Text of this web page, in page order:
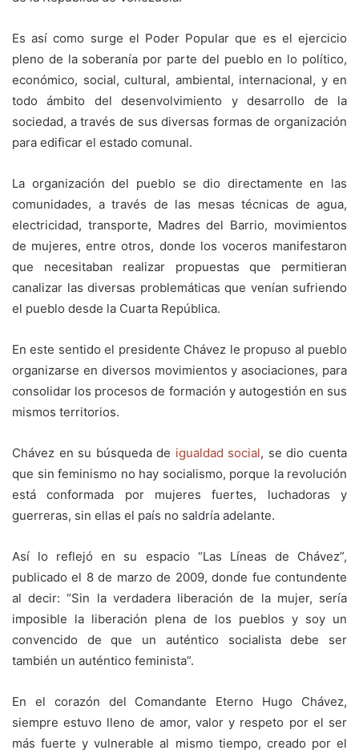
Es así como surge el Poder Popular que es el ejercicio
pleno de la soberanía por parte del pueblo en lo político,
económico, social, cultural, ambiental, internacional, y en
todo ámbito del desenvolvimiento y desarrollo de la
sociedad, a través de sus diversas formas de organización
para edificar el estado comunal.
La organización del pueblo se dio directamente en las
comunidades, a través de las mesas técnicas de agua,
electricidad, transporte, Madres del Barrio, movimientos
de mujeres, entre otros, donde los voceros manifestaron
que necesitaban realizar propuestas que permitieran
canalizar las diversas problemáticas que venían sufriendo
el pueblo desde la Cuarta República.
En este sentido el presidente Chávez le propuso al pueblo
organizarse en diversos movimientos y asociaciones, para
consolidar los procesos de formación y autogestión en sus
mismos territorios.
Chávez en su búsqueda de igualdad social, se dio cuenta
que sin feminismo no hay socialismo, porque la revolución
está conformada por mujeres fuertes, luchadoras y
guerreras, sin ellas el país no saldría adelante.
Así lo reflejó en su espacio “Las Líneas de Chávez”,
publicado el 8 de marzo de 2009, donde fue contundente
al decir: “Sin la verdadera liberación de la mujer, sería
imposible la liberación plena de los pueblos y soy un
convencido de que un auténtico socialista debe ser
también un auténtico feminista”.
En el corazón del Comandante Eterno Hugo Chávez,
siempre estuvo lleno de amor, valor y respeto por el ser
más fuerte y vulnerable al mismo tiempo, creado por el